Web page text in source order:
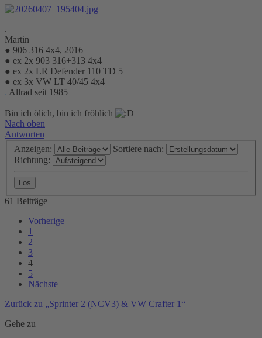
.
Martin
● 906 316 4x4, 2016
● ex 2x 903 316+313 4x4
● ex 2x LR Defender 110 TD 5
● ex 3x VW LT 40/45 4x4
. Allrad seit 1985
Bin ich ölich, bin ich fröhlich
Nach oben
Antworten
Anzeigen:
Sortiere nach:
Richtung:
61 Beiträge
Vorherige
1
2
3
4
5
Nächste
Zurück zu „Sprinter 2 (NCV3) & VW Crafter 1“
Gehe zu